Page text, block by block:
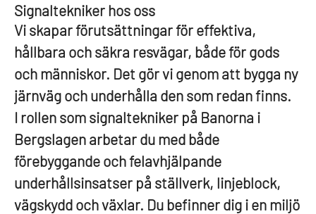
Signaltekniker hos oss
Vi skapar förutsättningar för effektiva,
hållbara och säkra resvägar, både för gods
och människor. Det gör vi genom att bygga ny
järnväg och underhålla den som redan finns.
I rollen som signaltekniker på Banorna i
Bergslagen arbetar du med både
förebyggande och felavhjälpande
underhållsinsatser på ställverk, linjeblock,
vägskydd och växlar. Du befinner dig i en miljö